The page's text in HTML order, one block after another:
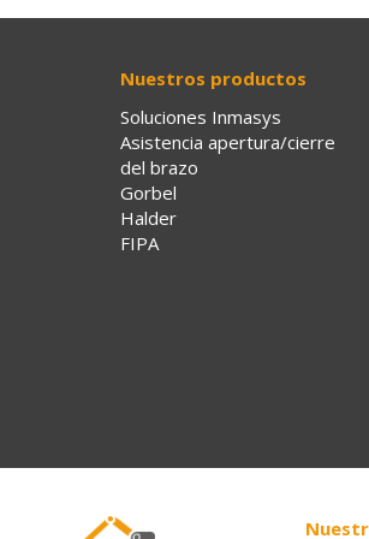
Nuestros productos
Soluciones Inmasys
Asistencia apertura/cierre
del brazo
Gorbel
Halder
FIPA